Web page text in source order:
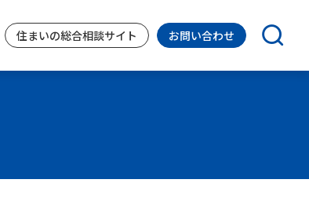
住まいの総合相談サイト お問い合わせ